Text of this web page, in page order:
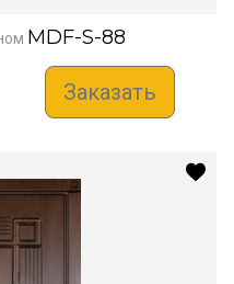
MDF-S-88
Заказать